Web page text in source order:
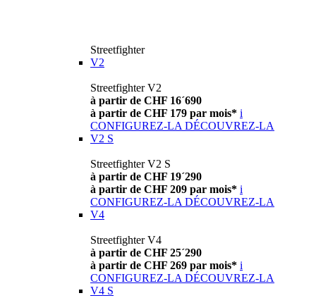
Streetfighter
V2
Streetfighter V2
à partir de CHF 16´690
à partir de CHF 179 par mois* i
CONFIGUREZ-LA DÉCOUVREZ-LA
V2 S
Streetfighter V2 S
à partir de CHF 19´290
à partir de CHF 209 par mois* i
CONFIGUREZ-LA DÉCOUVREZ-LA
V4
Streetfighter V4
à partir de CHF 25´290
à partir de CHF 269 par mois* i
CONFIGUREZ-LA DÉCOUVREZ-LA
V4 S